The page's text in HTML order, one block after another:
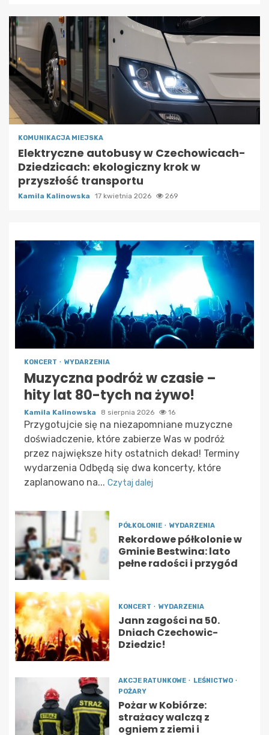
KOMUNIKACJA MIEJSKA
Elektryczne autobusy w Czechowicach-
Dziedzicach: ekologiczny krok w
przyszłość transportu
Kamila Kalinowska 17 kwietnia 2026 269
KONCERT WYDARZENIA
Muzyczna podróż w czasie –
hity lat 80-tych na żywo!
Kamila Kalinowska 8 sierpnia 2026 16
Przygotujcie się na niezapomniane muzyczne
doświadczenie, które zabierze Was w podróż
przez największe hity ostatnich dekad! Terminy
wydarzenia Odbędą się dwa koncerty, które
zaplanowano na... Czytaj dalej
PÓŁKOLONIE WYDARZENIA
Rekordowe półkolonie w
Gminie Bestwina: lato
pełne radości i przygód
KONCERT WYDARZENIA
Jann zagości na 50.
Dniach Czechowic-
Dziedzic!
AKCJE RATUNKOWE
LEŚNICTWO
POŻARY
Pożar w Kobiórze:
strażacy walczą z
ogniem z ziemi i